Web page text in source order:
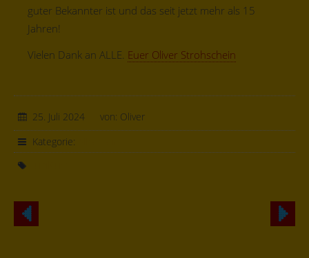
guter Bekannter ist und das seit jetzt mehr als 15
Jahren!
Vielen Dank an ALLE. Euer Oliver Strohschein
25. Juli 2024
von: Oliver
Kategorie: